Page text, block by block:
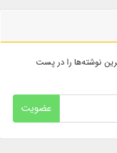
نوشته‌ها را در پست
عضویت